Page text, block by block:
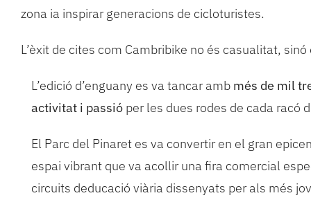
zona ia inspirar generacions de cicloturistes.
L’èxit de cites com Cambribike no és casualitat,
L’edició d’enguany es va tancar amb més de mil
activitat i passió per les dues rodes de cada racó
El Parc del Pinaret es va convertir en el gran
espai vibrant que va acollir una fira comercial
circuits deducació viària dissenyats per als més